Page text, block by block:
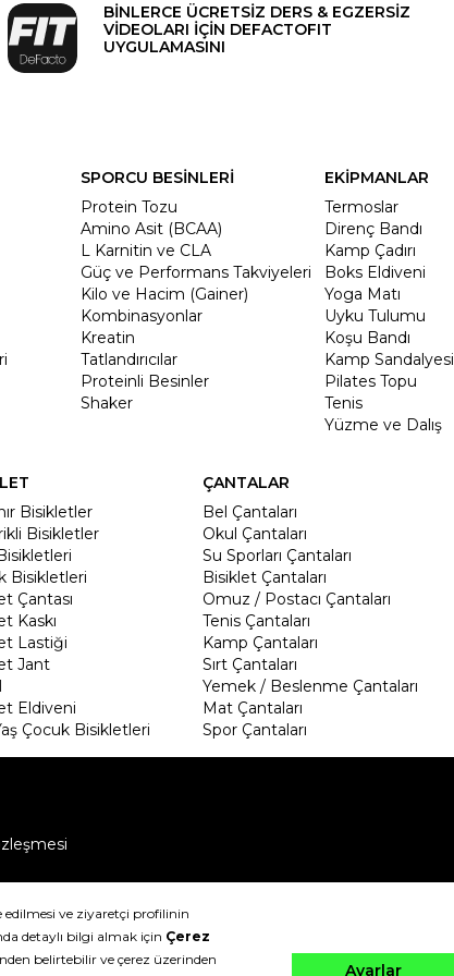
BİNLERCE ÜCRETSİZ DERS & EGZERSİZ
VİDEOLARI İÇİN DEFACTOFIT
UYGULAMASINI
SPORCU BESİNLERİ
Protein Tozu
Amino Asit (BCAA)
L Karnitin ve CLA
Güç ve Performans Takviyeleri
Kilo ve Hacim (Gainer)
Kombinasyonlar
Kreatin
Tatlandırıcılar
Proteinli Besinler
Shaker
EKİPMANLAR
Termoslar
Direnç Bandı
Kamp Çadırı
Boks Eldiveni
Yoga Matı
Uyku Tulumu
Koşu Bandı
Kamp Sandalyesi
Pilates Topu
Tenis
Yüzme ve Dalış
Bisikletler
Bisikletler
Bisikletleri
Çantası
Kaskı
Lastiği
Jant
Eldiveni
Çocuk Bisikletleri
ÇANTALAR
Bel Çantaları
Okul Çantaları
Su Sporları Çantaları
Bisiklet Çantaları
Omuz / Postacı Çantaları
Tenis Çantaları
Kamp Çantaları
Sırt Çantaları
Yemek / Beslenme Çantaları
Mat Çantaları
Spor Çantaları